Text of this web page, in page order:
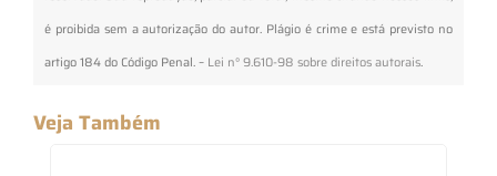
é proibida sem a autorização do autor. Plágio é crime e está previsto no
artigo 184 do Código Penal. – Lei n° 9.610-98 sobre direitos autorais.
Veja Também